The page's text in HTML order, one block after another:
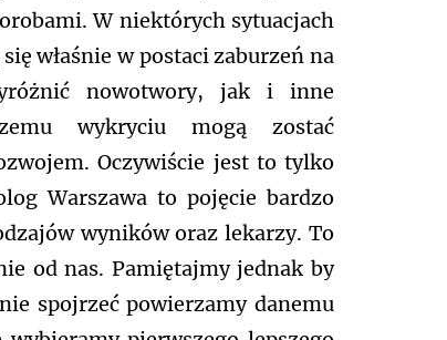
W niektórych sytuacjach
właśnie w postaci zaburzeń na
nowotwory, jak i inne
wykryciu mogą zostać
Oczywiście jest to tylko
Warszawa to pojęcie bardzo
wyników oraz lekarzy. To
od nas. Pamiętajmy jednak by
spojrzeć powierzamy danemu